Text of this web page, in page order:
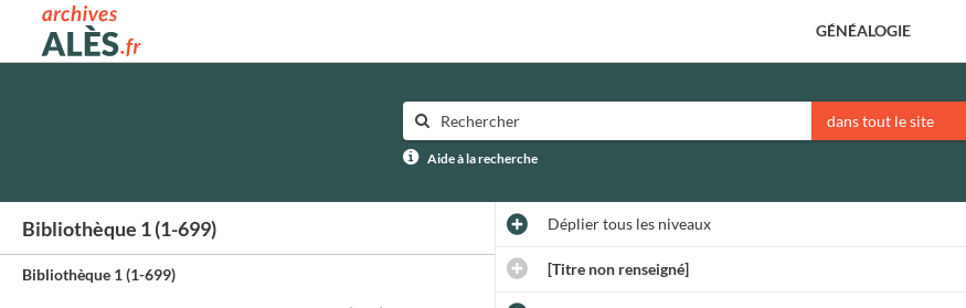
Archives municipales d'Alès GÉNÉALOGIE
dans tout le site
Aide à la recherche
Bibliothèque 1 (1-699)
Bibliothèque 1 (1-699)
Dépliertous les niveaux
[Titre non renseigné]